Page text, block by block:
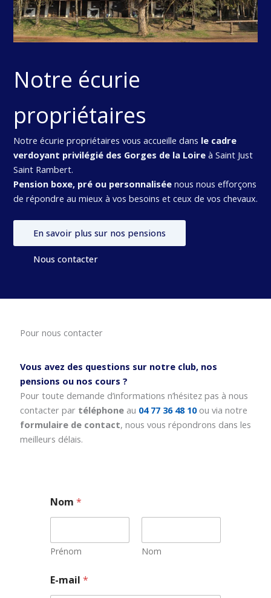
Notre écurie
propriétaires
Notre écurie propriétaires vous accueille dans le cadre
verdoyant privilégié des Gorges de la Loireà Saint Just
Saint Rambert.
Pension boxe, pré ou personnaliséenous nous efforçons
de répondre au mieux à vos besoins et ceux de vos chevaux.
En savoir plus sur nos pensions
Nous contacter
Pour nous contacter
Vous avez des questions sur notre club, nos
pensions ou nos cours ?
Pour toute demande d’informations n’hésitez pas à nous
contacter par téléphoneau 04 77 36 48 10 ou via notre
formulaire de contact, nous vous répondrons dans les
meilleurs délais.
Nom*
Prénom Nom
-
m
E-mail*